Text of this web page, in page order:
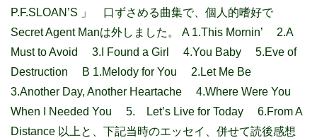
P.F.SLOAN’S 」 口ずさめる曲集で、個人的嗜好で
Secret Agent Manは外しました。 A 1.This Mornin’ 2.A
Must to Avoid 3.I Found a Girl 4.You Baby 5.Eve of
Destruction B 1.Melody for You 2.Let Me Be
3.Another Day, Another Heartache 4.Where Were You
When I Needed You 5. Let’s Live for Today 6.From A
Distance 以上と、下記当時のエッセイ、併せて読後感想